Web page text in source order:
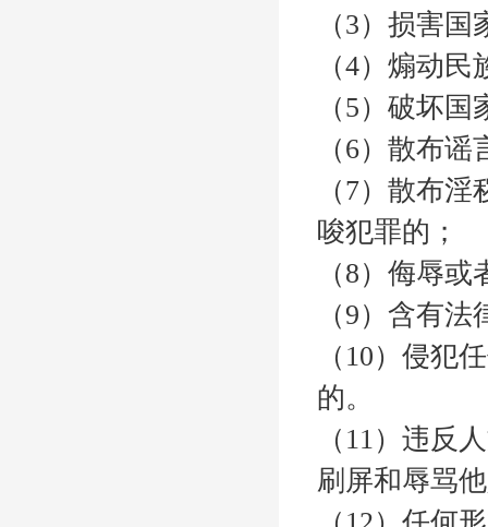
（3）损害
（4）煽动
（5）破坏
（6）散布
（7）散布
唆犯罪的；
（8）侮辱
（9）含有
（10）侵犯
的。
（11）违反
刷屏和辱骂